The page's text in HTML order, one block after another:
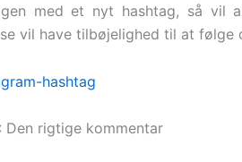
med et nyt hashtag, så vil
vil have tilbøjelighed til at følge
Den rigtige kommentar